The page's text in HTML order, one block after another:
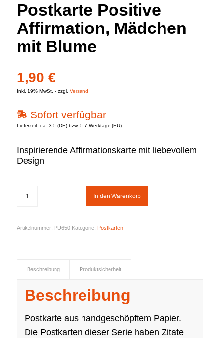
Postkarte Positive
Affirmation, Mädchen
mit Blume
1,90 €
Inkl. 19% MwSt. zzgl. Versand
Sofort verfügbar
Lieferzeit: ca. 3-5 (DE) bzw. 5-7 Werktage (EU)
Inspirierende Affirmationskarte mit liebevollem
Design
In den Warenkorb
Artikelnummer: PU650 Kategorie: Postkarten
Beschreibung Produktsicherheit
Beschreibung
Postkarte aus handgeschöpftem Papier.
Die Postkarten dieser Serie haben Zitate